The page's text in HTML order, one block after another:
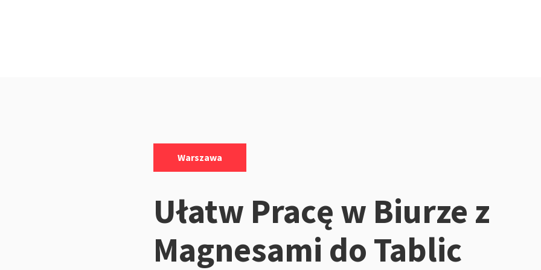
Warszawa
Ułatw Pracę w Biurze z
Magnesami do Tablic